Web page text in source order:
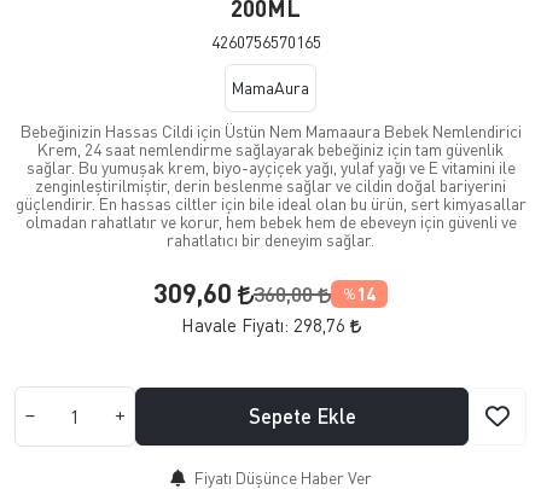
200ML
4260756570165
MamaAura
Bebeğinizin Hassas Cildi için Üstün Nem Mamaaura Bebek Nemlendirici
Krem, 24 saat nemlendirme sağlayarak bebeğiniz için tam güvenlik
sağlar. Bu yumuşak krem, biyo-ayçiçek yağı, yulaf yağı ve E vitamini ile
zenginleştirilmiştir, derin beslenme sağlar ve cildin doğal bariyerini
güçlendirir. En hassas ciltler için bile ideal olan bu ürün, sert kimyasallar
olmadan rahatlatır ve korur, hem bebek hem de ebeveyn için güvenli ve
rahatlatıcı bir deneyim sağlar.
309,60 360,00 % 14
Havale Fiyatı: 298,76
Sepete Ekle
Fiyatı Düşünce Haber Ver